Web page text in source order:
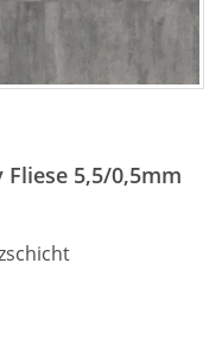
5,5/0,5mm